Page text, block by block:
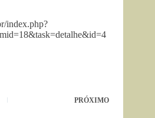
index.php?
PRÓXIMO